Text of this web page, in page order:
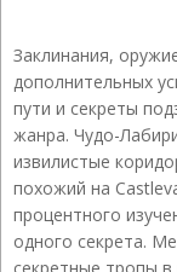
Заклинания,
дополнительных
пути и секреты
жанра. Чудо-
извилистые
похожий на
процентного
одного секрета.